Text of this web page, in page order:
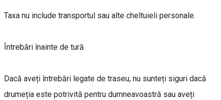
Taxa nu include transportul sau alte cheltuieli personale.
Întrebări înainte de tură
Dacă aveți întrebări legate de traseu, nu sunteți siguri dacă
drumeția este potrivită pentru dumneavoastră sau aveți